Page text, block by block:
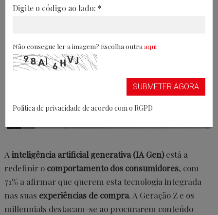
10/01/2025
A inteligência artificial generativa (IA Gen)está a
redefinir o comportamento dos consumidores, com
71% a afirmar que querem esta tecnologia integrada
nas suas experiências de compra. A Geração Z e os
millennials destacam-se ao procurarem conteúdo
Digite o código ao lado: *
Não consegue ler a imagem? Escolha outra aqui
SUBMETER AGORA
Politica de privacidade de acordo com o RGPD